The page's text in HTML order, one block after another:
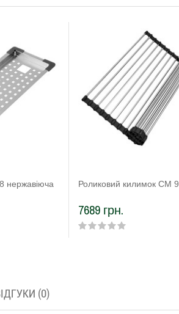
нержавіюча
Роликовий килимок CM
7689 грн.
(0)